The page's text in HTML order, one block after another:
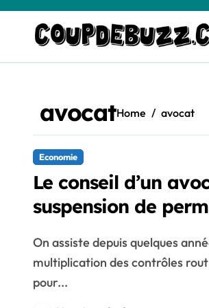
content
avocatHome avocat
Economie
Le conseil d’un
suspension de
On assiste depuis quelques années à une
multiplication des contrôles
pour...